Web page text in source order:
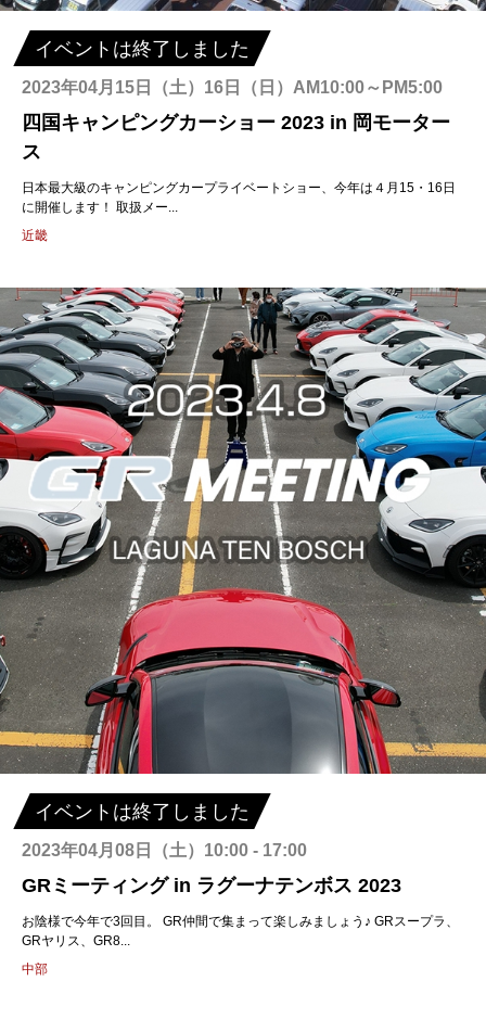
イベントは終了しました
2023年04月15日（土）16日（日）AM10:00～PM5:00
四国キャンピングカーショー 2023 in 岡モーター
ス
日本最大級のキャンピングカープライベートショー、今年は４月15・16日
に開催します！ 取扱メー...
近畿
イベントは終了しました
2023年04月08日（土）10:00 - 17:00
GRミーティング in ラグーナテンボス 2023
お陰様で今年で3回目。 GR仲間で集まって楽しみましょう♪ GRスープラ、
GRヤリス、GR8...
中部